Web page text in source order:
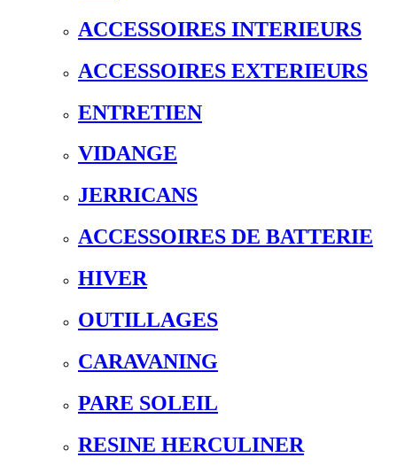
ACCESSOIRES INTERIEURS
ACCESSOIRES EXTERIEURS
ENTRETIEN
VIDANGE
JERRICANS
ACCESSOIRES DE BATTERIE
HIVER
OUTILLAGES
CARAVANING
PARE SOLEIL
RESINE HERCULINER